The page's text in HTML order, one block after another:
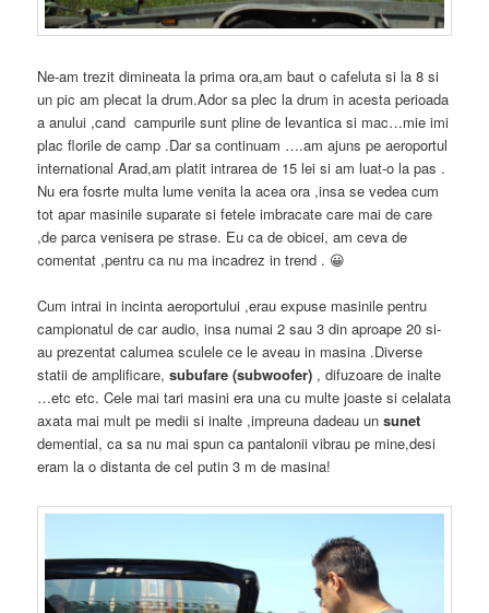
Ne-am trezit dimineata la prima ora,am baut o cafeluta si la 8 si
un pic am plecat la drum.Ador sa plec la drum in acesta perioada
a anului ,cand campurile sunt pline de levantica si mac…mie imi
plac florile de camp .Dar sa continuam ….am ajuns pe aeroportul
international Arad,am platit intrarea de 15 lei si am luat-o la pas .
Nu era fosrte multa lume venita la acea ora ,insa se vedea cum
tot apar masinile suparate si fetele imbracate care mai de care
,de parca venisera pe strase. Eu ca de obicei, am ceva de
comentat ,pentru ca nu ma incadrez in trend . 😀
Cum intrai in incinta aeroportului ,erau expuse masinile pentru
campionatul de car audio, insa numai 2 sau 3 din aproape 20 si-
au prezentat calumea sculele ce le aveau in masina .Diverse
statii de amplificare,subufare (subwoofer) , difuzoare de inalte
…etc etc. Cele mai tari masini era una cu multe joaste si celalata
axata mai mult pe medii si inalte ,impreuna dadeau un sunet
demential, ca sa nu mai spun ca pantalonii vibrau pe mine,desi
eram la o distanta de cel putin 3 m de masina!